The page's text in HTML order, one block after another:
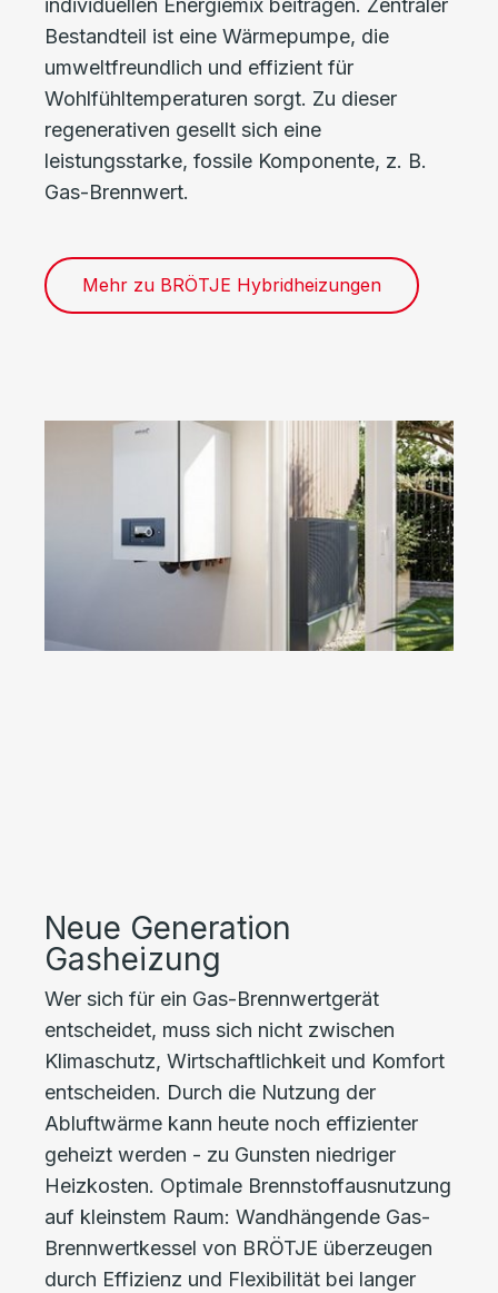
individuellen Energiemix beitragen. Zentraler
Bestandteil ist eine Wärmepumpe, die
umweltfreundlich und effizient für
Wohlfühltemperaturen sorgt. Zu dieser
regenerativen gesellt sich eine
leistungsstarke, fossile Komponente, z. B.
Gas-Brennwert.
Mehr zu BRÖTJE Hybridheizungen
Neue Generation
Gasheizung
Wer sich für ein Gas-Brennwertgerät
entscheidet, muss sich nicht zwischen
Klimaschutz, Wirtschaftlichkeit und Komfort
entscheiden. Durch die Nutzung der
Abluftwärme kann heute noch effizienter
geheizt werden - zu Gunsten niedriger
Heizkosten. Optimale Brennstoffausnutzung
auf kleinstem Raum: Wandhängende Gas-
Brennwertkessel von BRÖTJE überzeugen
durch Effizienz und Flexibilität bei langer